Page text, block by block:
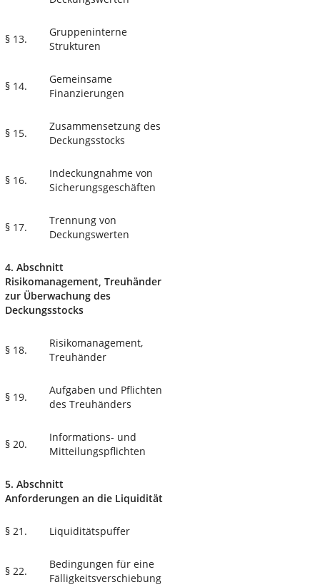
§ 13.
Gruppeninterne
Strukturen
§ 14.
Gemeinsame
Finanzierungen
§ 15.
Zusammensetzung des
Deckungsstocks
§ 16.
Indeckungnahme von
Sicherungsgeschäften
§ 17.
Trennung von
Deckungswerten
4. Abschnitt
Risikomanagement, Treuhänder
zur Überwachung des
Deckungsstocks
§ 18.
Risikomanagement,
Treuhänder
§ 19.
Aufgaben und Pflichten
des Treuhänders
§ 20.
Informations- und
Mitteilungspflichten
5. Abschnitt
Anforderungen an die Liquidität
§ 21. Liquiditätspuffer
§ 22.
Bedingungen für eine
Fälligkeitsverschiebung